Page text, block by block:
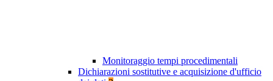
Monitoraggio tempi procedimentali
Dichiarazioni sostitutive e acquisizione d'ufficio